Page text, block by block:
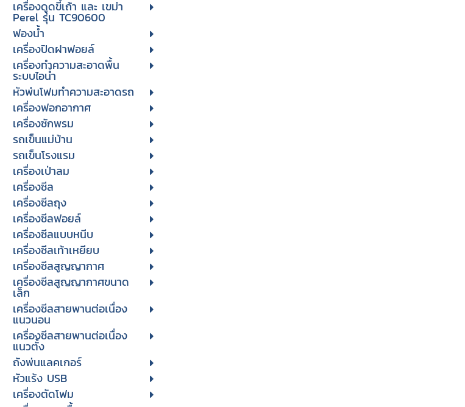
เครื่องดูดขี้เถ้า และ เขม่า
Perel รุ่น TC90600
ฟองน้ำ
เครื่องปิดฝาฟอยล์
เครื่องทำความสะอาดพื้น
ระบบไอน้ำ
หัวพ่นโฟมทำความสะอาดรถ
เครื่องฟอกอากาศ
เครื่องซักพรม
รถเข็นแม่บ้าน
รถเข็นโรงแรม
เครื่องเป่าลม
เครื่องซีล
เครื่องซีลถุง
เครื่องซีลฟอยล์
เครื่องซีลแบบหนีบ
เครื่องซีลเท้าเหยียบ
เครื่องซีลสูญญากาศ
เครื่องซีลสูญญากาศขนาด
เล็ก
เครื่องซีลสายพานต่อเนื่อง
แนวนอน
เครื่องซีลสายพานต่อเนื่อง
แนวตั้ง
ถังพ่นแลคเกอร์
หัวแร้ง USB
เครื่องตัดโฟม